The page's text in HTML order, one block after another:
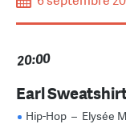
20:00
Earl
Hip-Hop – Elysée